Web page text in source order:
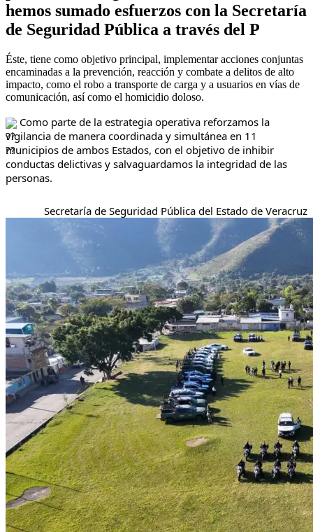
hemos sumado esfuerzos con la Secretaría
de Seguridad Pública a través del P
Éste, tiene como objetivo principal, implementar acciones conjuntas
encaminadas a la prevención, reacción y combate a delitos de alto
impacto, como el robo a transporte de carga y a usuarios en vías de
comunicación, así como el homicidio doloso.
Como parte de la estrategia operativa reforzamos la
vigilancia de manera coordinada y simultánea en 11
municipios de ambos Estados, con el objetivo de inhibir
conductas delictivas y salvaguardamos la integridad de las
personas.
Secretaría de Seguridad Pública del Estado de Veracruz